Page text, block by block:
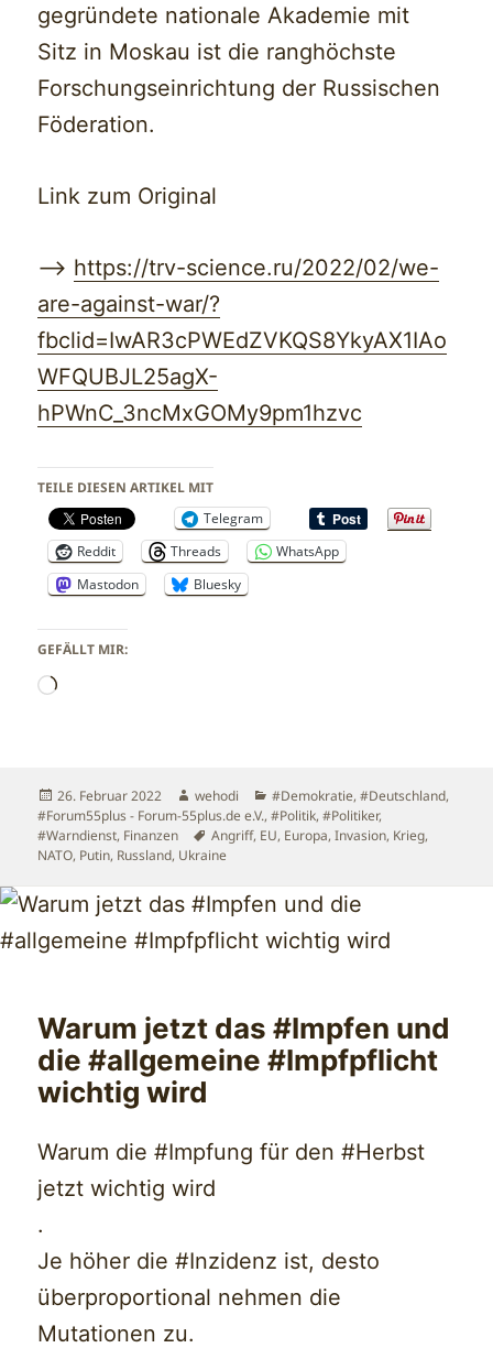
gegründete nationale Akademie mit
Sitz in Moskau ist die ranghöchste
Forschungseinrichtung der Russischen
Föderation.
Link zum Original
—> https://trv-science.ru/2022/02/we-
are-against-war/?
fbclid=IwAR3cPWEdZVKQS8YkyAX1IAo
WFQUBJL25agX-
hPWnC_3ncMxGOMy9pm1hzvc
TEILE DIESEN ARTIKEL MIT
Telegram
Reddit
Threads
WhatsApp
Mastodon
Bluesky
GEFÄLLT MIR:
Wird
Veröffentlicht
am
26. Februar 2022 Autor
wehodi Kategorien
#Demokratie,#Deutschland,
#Forum55plus - Forum-55plus.de e.V.,#Politik,#Politiker,
#Warndienst, Finanzen Schlagwörter
Angriff, EU, Europa,Invasion, Krieg,
NATO, Putin, Russland, Ukraine
Warum jetzt das #Impfen und
die #allgemeine #Impfpflicht
wichtig wird
Warum die #Impfung für den #Herbst
jetzt wichtig wird
.
Je höher die #Inzidenz ist, desto
überproportional nehmen die
Mutationen zu.